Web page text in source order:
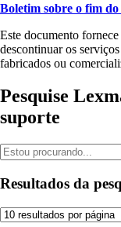
Boletim sobre o fim
Este documento
descontinuar os
fabricados ou
Pesquise
suporte
Resultados da